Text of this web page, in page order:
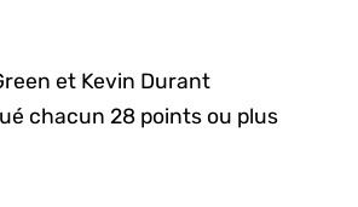
et Kevin Durant
chacun 28 points ou plus